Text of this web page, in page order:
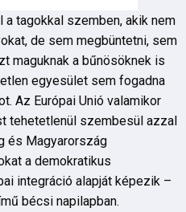
a tagokkal szemben, akik nem
de sem megbüntetni, sem
maguknak a bűnösöknek is
egyesület sem fogadna
Az Európai Unió valamikor
tehetetlenül szembesül azzal
és Magyarország
a demokratikus
integráció alapját képezik –
bécsi napilapban.